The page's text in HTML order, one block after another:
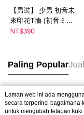
【男裝】 少男 初音未
來印花T恤 (初音ミク)
｜
NT$390
Paling Popular
Tag Popular
Laman web ini ada
secara terperinci bagaimana
untuk mengubah tetapan